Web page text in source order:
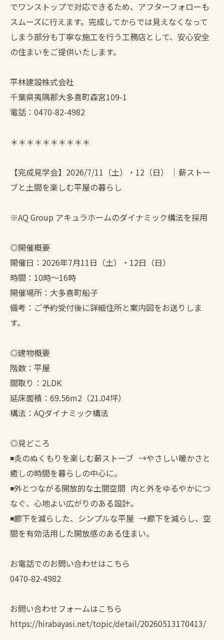
でワンストップで対応できるため、アフターフォローも
スムーズに行えます。完成してからでは見えなくなって
しまう部分も丁寧な施工を行う工務店として、安心安全
の住まいをご提供いたします。
平林建設株式会社
千葉県夷隅郡大多喜町森宮109-1
電話：0470-82-4982
＊＊＊＊＊＊＊＊＊＊
【完成見学会】2026/7/11（土）・12（日） ｜薪ストー
ブと土間を楽しむ平屋の暮らし
※AQ Group アキュラホームのダイナミック構法を採用
◎開催概要
開催日：2026年7月11日（土）・12日（日）
時間：10時〜16時
開催場所：大多喜町船子
備考：ご予約受付後に詳細住所と案内図をお送りしま
す。
◎建物概要
階数：平屋
間取り：2LDK
延床面積：69.56m2（21.04坪）
構法：AQダイナミック構法
◎見どころ
◾️炎のぬくもりを楽しむ薪ストーブ →やさしい暖かさと
癒しの時間を暮らしの中心に。
◾️外とつながる開放的な土間空間 内と外をゆるやかにつ
なぐ、心地よい広がりのある設計。
◾️廊下を減らした、シンプルな平屋 →廊下を減らし、空
間を有効活用した開放感のある住まい。
お電話でのお問い合わせはこちら
0470-82-4982
お問い合わせフォームはこちら
https://hirabayasi.net/topic/detail/20260513170413/